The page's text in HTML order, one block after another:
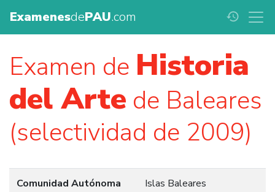
ExamenesdePAU.com history
Examen de Historia
del Arte de Baleares
(selectividad de 2009)
Comunidad Autónoma Islas Baleares